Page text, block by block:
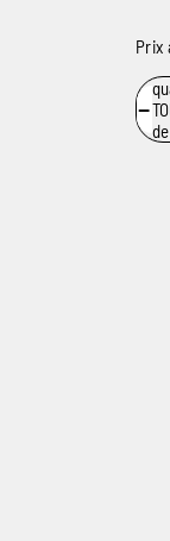
Prix
−